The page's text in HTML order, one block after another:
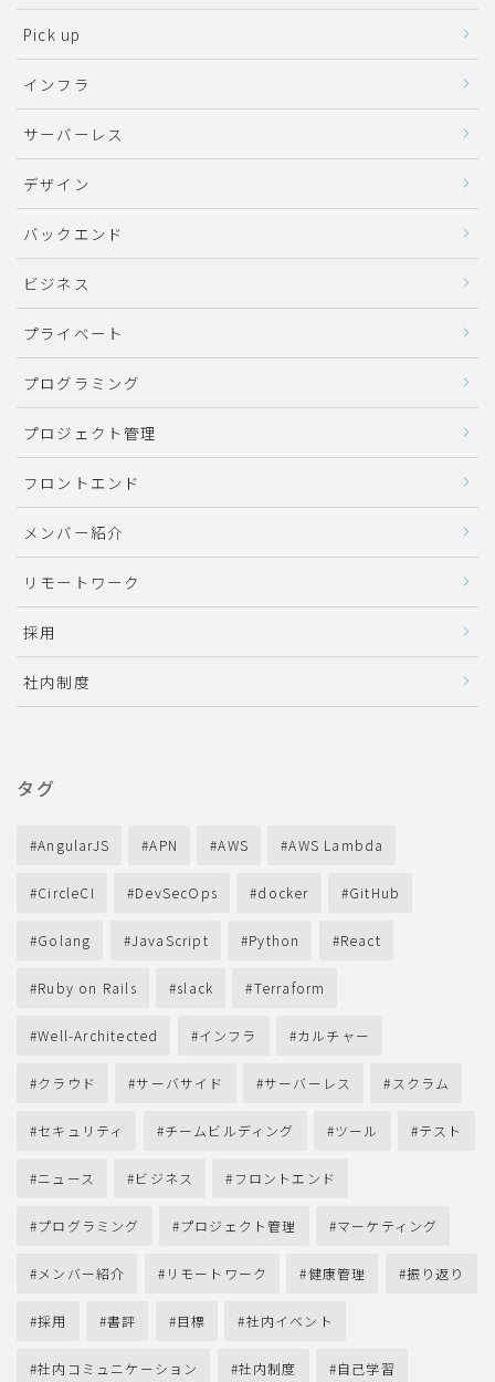
Pick up
インフラ
サーバーレス
デザイン
バックエンド
ビジネス
プライベート
プログラミング
プロジェクト管理
フロントエンド
メンバー紹介
リモートワーク
採用
社内制度
タグ
AngularJS APN AWS AWS Lambda
CircleCI DevSecOps docker GitHub
Golang JavaScript Python React
Ruby on Rails slack Terraform
Well-Architected インフラ カルチャー
クラウド サーバサイド サーバーレス スクラム
セキュリティ チームビルディング ツール テスト
ニュース ビジネス フロントエンド
プログラミング プロジェクト管理 マーケティング
メンバー紹介 リモートワーク 健康管理 振り返り
採用 書評 目標 社内イベント
社内コミュニケーション 社内制度 自己学習